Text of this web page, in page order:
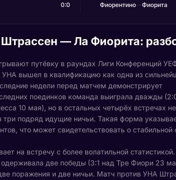
0:0
Фиорентино—Фиорита
— Ла Фиорита:
путёвку в раундах Лиги Конференций
вышел в квалификацию как одна из
недели перед матчем демонстрирует
поединков команда выиграла дважды
10 мая), но в остальных четырёх встречах
три подряд идущие ничьи. Такая форма
что может свидетельствовать о стабильной
на встречу с более волатильной
две победы (3:1 над Тре Фиори 23
поражения и две ничьи. Матч против УНА